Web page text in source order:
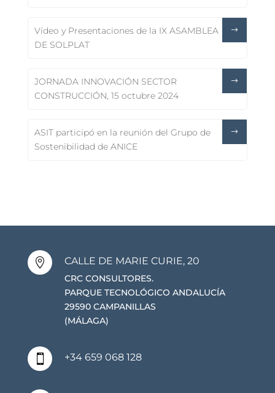
Vídeo y Presentaciones de la IX ASAMBLEA
DE SOLPLAT
JORNADA INNOVACIÓN SECTOR
CONSTRUCCIÓN, 15 octubre 2024
ASIT participó en la reunión del Grupo de
Sostenibilidad de ANICE
 CALLE DE MARIE CURIE, 20
CRC CONSULTORES.
PARQUE TECNOLÓGICO ANDALUCÍA
29590 CAMPANILLAS
(MÁLAGA)
 +34 659 068 128